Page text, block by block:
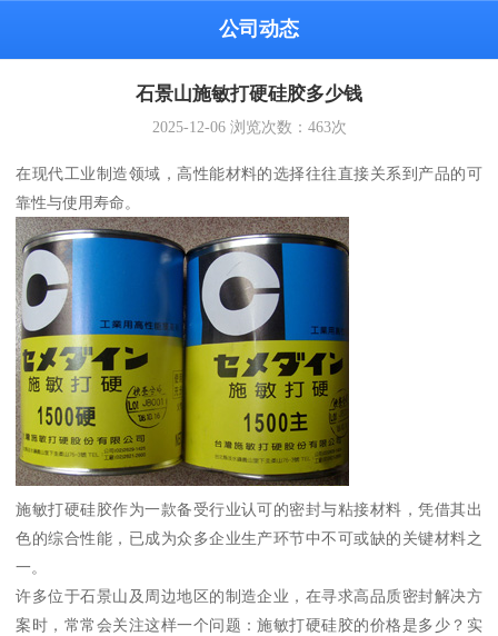
公司动态
石景山施敏打硬硅胶多少钱
2025-12-06浏览次数： 463次
在现代工业制造领域，高性能材料的选择往往直接关系到产品的可
靠性与使用寿命。
施敏打硬硅胶作为一款备受行业认可的密封与粘接材料，凭借其出
色的综合性能，已成为众多企业生产环节中不可或缺的关键材料之
一。
许多位于石景山及周边地区的制造企业，在寻求高品质密封解决方
案时，常常会关注这样一个问题：施敏打硬硅胶的价格是多少？实